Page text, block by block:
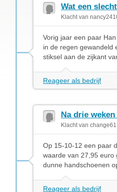
Wat een
Klacht van
Vorig jaar een paar
in de regen gewandeld
stiksel aan de zijkant
Reageer als bedrijf
Na drie
Klacht van
Op 15-10-12 een paar
waarde van 27,95 euro
dunne handschoenen
Reageer als bedrijf